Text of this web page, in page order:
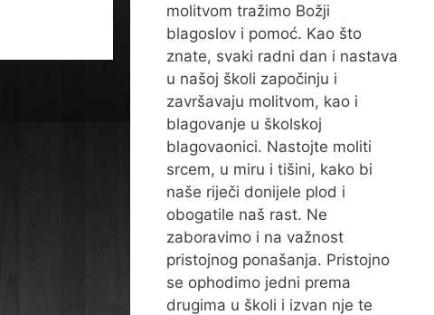
molitvom tražimo Božji
blagoslov i pomoć. Kao što
znate, svaki radni dan i nastava
u našoj školi započinju i
završavaju molitvom, kao i
blagovanje u školskoj
blagovaonici. Nastojte moliti
srcem, u miru i tišini, kako bi
naše riječi donijele plod i
obogatile naš rast. Ne
zaboravimo i na važnost
pristojnog ponašanja. Pristojno
se ophodimo jedni prema
drugima u školi i izvan nje te